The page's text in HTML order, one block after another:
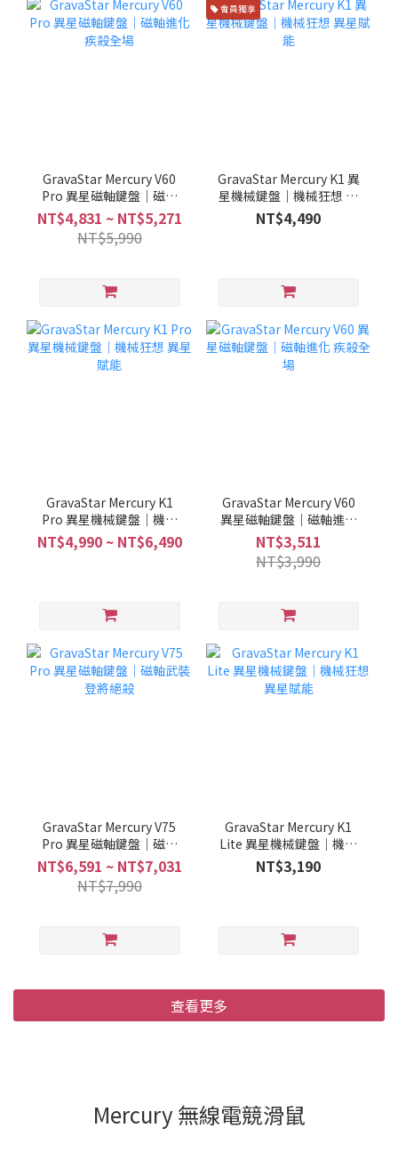
GravaStar Mercury V60
Pro 異星磁軸鍵盤｜磁軸
進化 疾殺全場
NT$4,831 ~ NT$5,271
NT$5,990
會員獨享
GravaStar Mercury K1 異
星機械鍵盤｜機械狂想 異
星賦能
NT$4,490
GravaStar Mercury K1
Pro 異星機械鍵盤｜機械
狂想 異星賦能
NT$4,990 ~ NT$6,490
GravaStar Mercury V60
異星磁軸鍵盤｜磁軸進化
疾殺全場
NT$3,511
NT$3,990
GravaStar Mercury V75
Pro 異星磁軸鍵盤｜磁軸
武裝 登將絕殺
NT$6,591 ~ NT$7,031
NT$7,990
GravaStar Mercury K1
Lite 異星機械鍵盤｜機械
狂想 異星賦能
NT$3,190
查看更多
Mercury 無線電競滑鼠